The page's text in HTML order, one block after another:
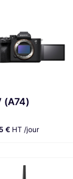
(A74)
€ HT /jour